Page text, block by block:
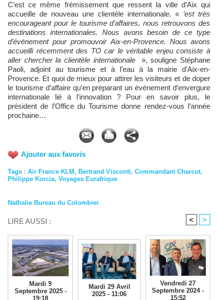
C’est ce même frémissement que ressent la ville d’Aix qui
accueille de nouveau une clientèle internationale. « ’est très
encourageant pour le tourisme d’affaires, nous retrouvons des
destinations internationales. Nous avons besoin de ce type
d’événement pour promouvoir Aix-en-Provence. Nous avons
accueilli récemment des TO car le véritable enjeu consiste à
aller chercher la clientèle internationale», souligne Stéphane
Paoli, adjoint au tourisme et à l’eau à la mairie d’Aix-en-
Provence. Et quoi de mieux pour attirer les visiteurs et de doper
le tourisme d’affaire qu’en préparant un événement d’envergure
internationale lié à l’innovation ? Pour en savoir plus, le
président de l’Office du Tourisme donne rendez-vous l’année
prochaine…
Ajouter aux favoris
Tags : Air France KLM, Bertrand Visconti, Commandant Charcot,
Philippe Korcia, Voyages Eurafrique
Nathalie Bureau du Colombier
LIRE AUSSI : < >
Mardi 9
Septembre 2025 -
19:18
Mardi 29 Avril
2025 - 11:06
Vendredi 27
Septembre 2024 -
15:52